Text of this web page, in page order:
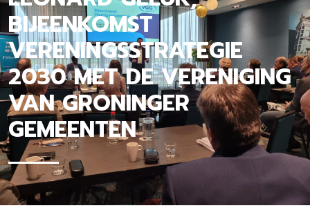
BIJEENKOMST
VERENINGSSTRATEGIE
2030 MET DE VERENIGING
VAN GRONINGER
GEMEENTEN